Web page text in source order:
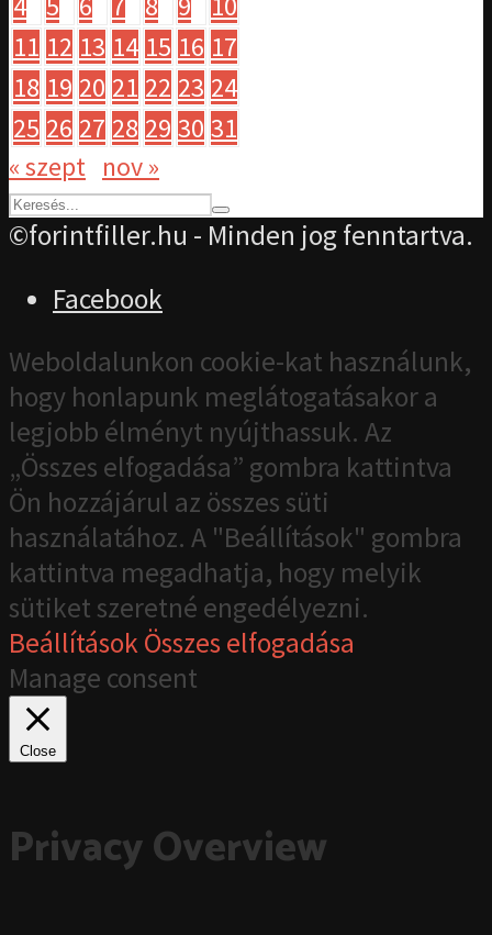
11 12 13 14 15 16 17
18 19 20 21 22 23 24
25 26 27 28 29 30 31
« szept nov »
©forintfiller.hu - Minden jog fenntartva.
Facebook
Weboldalunkon cookie-kat használunk,
hogy honlapunk meglátogatásakor a
legjobb élményt nyújthassuk. Az
„Összes elfogadása” gombra kattintva
Ön hozzájárul az összes süti
használatához. A "Beállítások" gombra
kattintva megadhatja, hogy melyik
sütiket szeretné engedélyezni.
BeállításokÖsszes elfogadása
Manage consent
Close
Privacy Overview